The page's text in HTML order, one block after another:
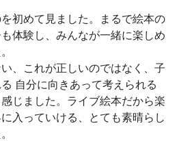
初めて見ました。まるで絵本の
体験し、みんなが一緒に楽しめ
、これが正しいのではなく、子
自分に向きあって考えられる
じました。ライブ絵本だから楽
入っていける、とても素晴らし